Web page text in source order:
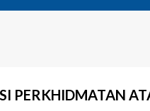
PERKHIDMATAN